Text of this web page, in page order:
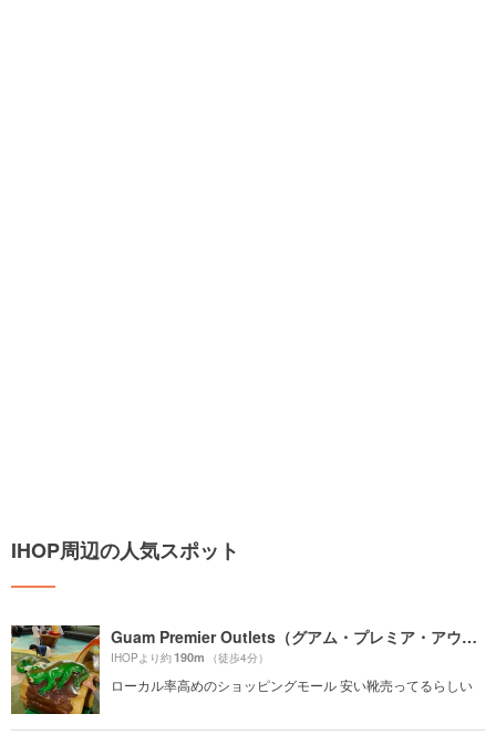
IHOP周辺の人気スポット
Guam Premier Outlets（グアム・プレミア・アウトレット）
IHOPより約190m （徒歩4分）
ローカル率高めのショッピングモール 安い靴売ってるらしい